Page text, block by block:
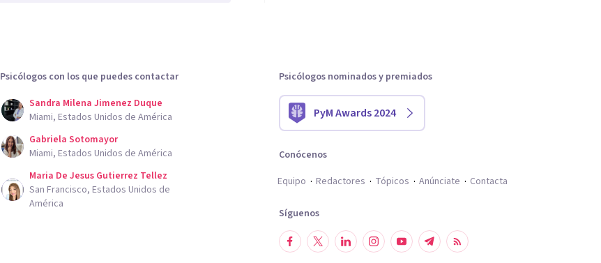
Psicólogos con los que puedes contactar
Sandra Milena Jimenez Duque
Miami, Estados Unidos de América
Gabriela Sotomayor
Miami, Estados Unidos de América
Maria De Jesus Gutierrez Tellez
San Francisco, Estados Unidos de
América
Psicólogos nominados y premiados
PyM Awards 2024
Conócenos
Equipo
Redactores Tópicos Anúnciate Contacta
Síguenos